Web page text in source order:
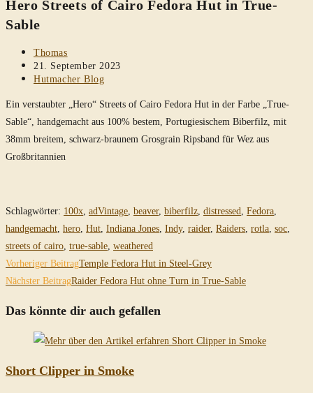
durchsuchen
Hero Streets of Cairo Fedora Hut in True-
Sable
Beitrags-
Autor:
Thomas
Beitrag
veröffentlicht:
21. September 2023
Beitrags-
Hutmacher Blog
Ein verstaubter „Hero“ Streets of Cairo Fedora Hut in der Farbe „True-
Sable“, handgemacht aus 100% bestem, Portugiesischem Biberfilz, mit
38mm breitem, schwarz-braunem Grosgrain Ripsband für Wez aus
Großbritannien
Schlagwörter: 100x, adVintage, beaver, biberfilz, distressed, Fedora,
handgemacht, hero, Hut, Indiana Jones, Indy, raider, Raiders, rotla, soc,
streets of cairo, true-sable, weathered
Weitere
Artikel
ansehen
Vorheriger BeitragTemple Fedora Hut in Steel-Grey
Nächster BeitragRaider Fedora Hut ohne Turn in True-Sable
Das könnte dir auch gefallen
Short Clipper in Smoke